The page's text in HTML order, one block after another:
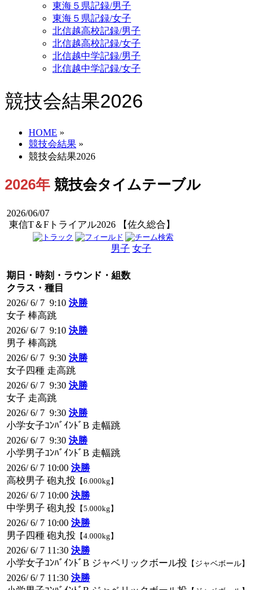
東海５県記録/男子
東海５県記録/女子
北信越高校記録/男子
北信越高校記録/女子
北信越中学記録/男子
北信越中学記録/女子
競技会結果2026
HOME »
競技会結果 »
競技会結果2026
2026年 競技会タイムテーブル
2026/06/07
東信T＆Fトライアル2026 【佐久総合】
男子 女子
期日・時刻・ラウンド・組数
クラス・種目
2026/ 6/ 7 9:10 決勝
女子 棒高跳
2026/ 6/ 7 9:10 決勝
男子 棒高跳
2026/ 6/ 7 9:30 決勝
女子四種 走高跳
2026/ 6/ 7 9:30 決勝
女子 走高跳
2026/ 6/ 7 9:30 決勝
小学女子ｺﾝﾊﾞｲﾝﾄﾞB 走幅跳
2026/ 6/ 7 9:30 決勝
小学男子ｺﾝﾊﾞｲﾝﾄﾞB 走幅跳
2026/ 6/ 7 10:00 決勝
高校男子 砲丸投 【6.000kg】
2026/ 6/ 7 10:00 決勝
中学男子 砲丸投 【5.000kg】
2026/ 6/ 7 10:00 決勝
男子四種 砲丸投 【4.000kg】
2026/ 6/ 7 11:30 決勝
小学女子ｺﾝﾊﾞｲﾝﾄﾞB ジャベリックボール投 【ジャベボール】
2026/ 6/ 7 11:30 決勝